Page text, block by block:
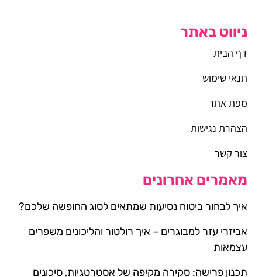
ניווט באתר
דף הבית
תנאי שימוש
מפת אתר
הצהרת נגישות
צור קשר
מאמרים אחרונים
איך לבחור ביטוח נסיעות שמתאים לסוג החופשה שלכם?
אביזרי עזר למבוגרים – איך רולטור והליכונים משפרים
עצמאות
תכנון פרישה: סקירה מקיפה של אסטרטגיות, סיכונים